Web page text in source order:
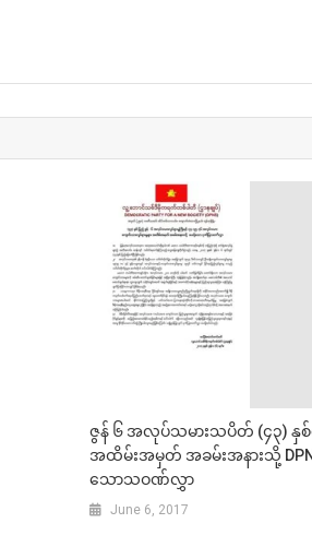
ဇွန် ၆ အလုပ်သမားသပိတ် (၄၃) နှစ်
အထိမ်းအမှတ် အခမ်းအနားသို့
သောသဝဏ်လွှာ
June 6, 2017